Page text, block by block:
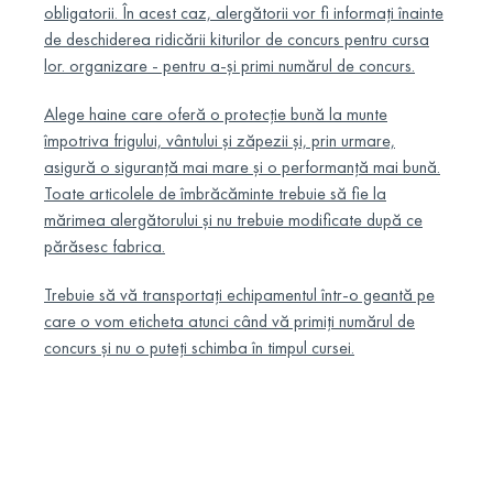
obligatorii. În acest caz, alergătorii vor fi informați înainte
de deschiderea ridicării kiturilor de concurs pentru cursa
lor. organizare - pentru a-și primi numărul de concurs.
Alege haine care oferă o protecție bună la munte
împotriva frigului, vântului și zăpezii și, prin urmare,
asigură o siguranță mai mare și o performanță mai bună.
Toate articolele de îmbrăcăminte trebuie să fie la
mărimea alergătorului și nu trebuie modificate după ce
părăsesc fabrica.
Trebuie să vă transportați echipamentul într-o geantă pe
care o vom eticheta atunci când vă primiți numărul de
concurs și nu o puteți schimba în timpul cursei.